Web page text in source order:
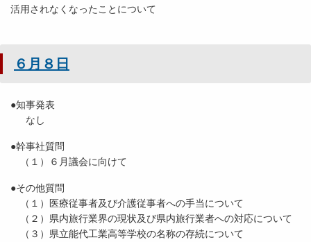
活用されなくなったことについて
６月８日
●知事発表
なし
●幹事社質問
（１）６月議会に向けて
●その他質問
（１）医療従事者及び介護従事者への手当について
（２）県内旅行業界の現状及び県内旅行業者への対応について
（３）県立能代工業高等学校の名称の存続について